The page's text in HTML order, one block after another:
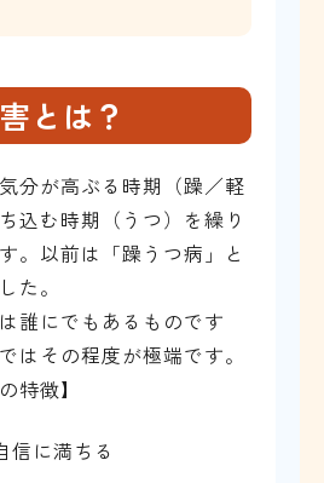
とは？
分が高ぶる時期（躁／軽
込む時期（うつ）を繰り
。以前は「躁うつ病」と
た。
誰にでもあるものです
はその程度が極端です。
特徴】
信に満ちる